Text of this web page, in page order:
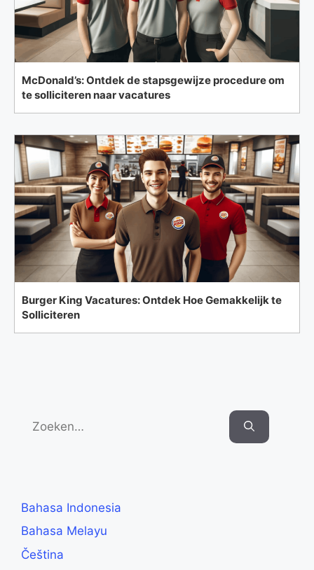
McDonald’s: Ontdek de stapsgewijze procedure om
te solliciteren naar vacatures
Burger King Vacatures: Ontdek Hoe Gemakkelijk te
Solliciteren
for:
Bahasa Indonesia
Bahasa Melayu
Čeština